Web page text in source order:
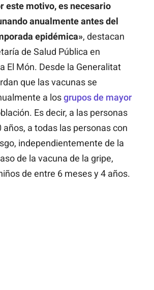
este motivo, es necesario
anualmente antes del
epidémica», destacan
de Salud Pública en
El Món. Desde la Generalitat
que las vacunas se
a losgrupos de mayor
Es decir, a las personas
años, a todas las personas con
independientemente de la
de la vacuna de la gripe,
de entre 6 meses y 4 años.